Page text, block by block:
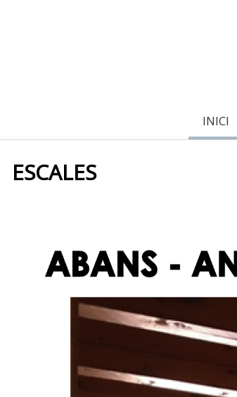
INICI
ESCALES